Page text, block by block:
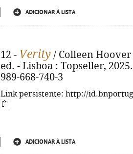
ADICIONAR À LISTA
12 - Verity / Colleen Hoover
ed. - Lisboa : Topseller,
989-668-740-3
Link persistente: http://
ADICIONAR À LISTA